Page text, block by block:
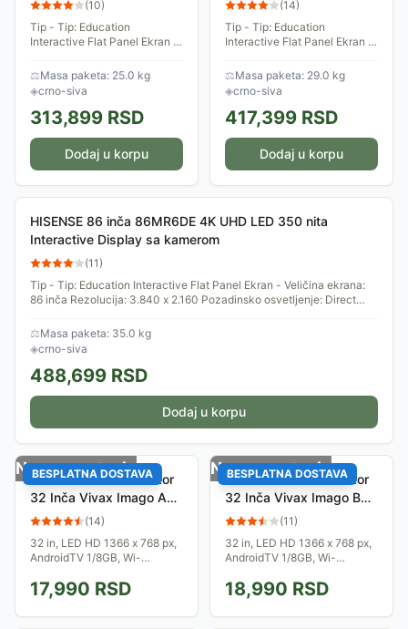
(10)
Tip - Tip: Education
Interactive Flat Panel Ekran -
Rezolucija: 3.840 x 2.160
Pozadinsko osvetljenje:
Direct LED...
⚖Masa paketa: 25.0 kg
◈crno-siva
313,899 RSD
Dodaj u korpu
(14)
Tip - Tip: Education
Interactive Flat Panel Ekran -
Rezolucija: 3.840 x 2.160
Pozadinsko osvetljenje:
Direct LED...
⚖Masa paketa: 29.0 kg
◈crno-siva
417,399 RSD
Dodaj u korpu
HISENSE 86 inča 86MR6DE 4K UHD LED 350 nita
Interactive Display sa kamerom
(11)
Tip - Tip: Education Interactive Flat Panel Ekran - Veličina ekrana:
86 inča Rezolucija: 3.840 x 2.160 Pozadinsko osvetljenje: Direct
⚖Masa paketa: 35.0 kg
◈crno-siva
488,699 RSD
Dodaj u korpu
BESPLATNA DOSTAVA
Nema na stanju
Smart Android Televizor
32 Inča Vivax Imago A
Series 32LE10K_REG
(14)
32 in, LED HD 1366 x 768 px,
AndroidTV 1/8GB, Wi-
energetska klasa, RF Antena,
F Sat Antena, 2 x HDMI, CI+
Slot, RCA AV...
17,990 RSD
BESPLATNA DOSTAVA
Nema na stanju
Smart Android Televizor
32 Inča Vivax Imago B
Series 32LE20K_REG
(11)
32 in, LED HD 1366 x 768 px,
AndroidTV 1/8GB, Wi-
energetska klasa, RF Antena,
F Sat Antena, 2 x HDMI, CI+
Slot, RCA AV...
18,990 RSD